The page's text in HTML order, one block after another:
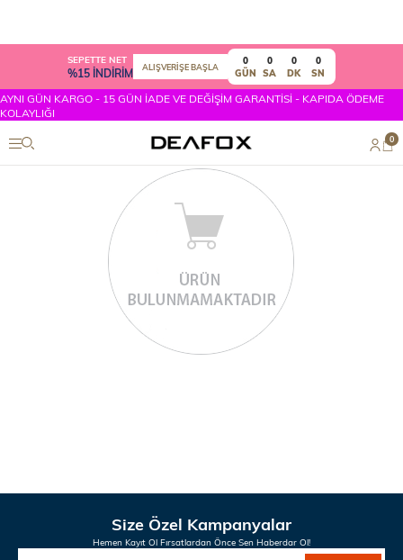
SEPETTE NET
%15 İNDİRİM ALIŞVERİŞE BAŞLA
0
GÜN
0
SA
0
DK
0
SN
AYNI GÜN KARGO - 15 GÜN İADE VE DEĞİŞİM GARANTİSİ - KAPIDA ÖDEME
KOLAYLIĞI
0
Size Özel Kampanyalar
Hemen Kayıt Ol Fırsatlardan Önce Sen Haberdar Ol!